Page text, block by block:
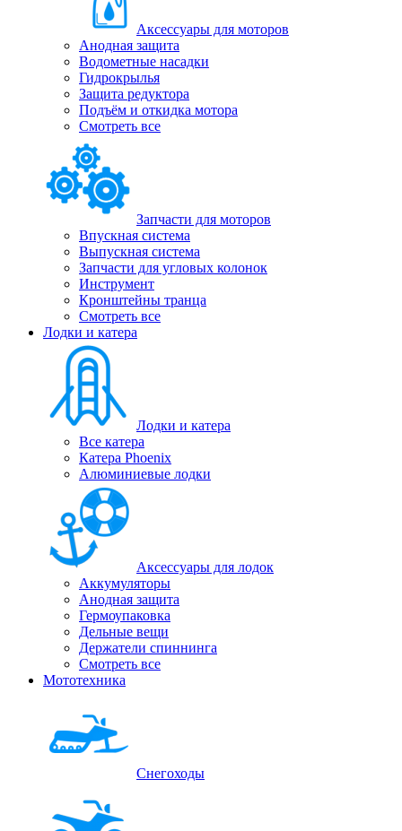
Аксессуары для моторов
Анодная защита
Водометные насадки
Гидрокрылья
Защита редуктора
Подъём и откидка мотора
Смотреть все
Запчасти для моторов
Впускная система
Выпускная система
Запчасти для угловых колонок
Инструмент
Кронштейны транца
Смотреть все
Лодки и катера
Лодки и катера
Все катера
Катера Phoenix
Алюминиевые лодки
Аксессуары для лодок
Аккумуляторы
Анодная защита
Гермоупаковка
Дельные вещи
Держатели спиннинга
Смотреть все
Мототехника
Снегоходы